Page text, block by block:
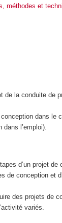
méthodes et
de la conduite de
dans
l’emploi).
d’un projet
de conception
des projets de
variés.